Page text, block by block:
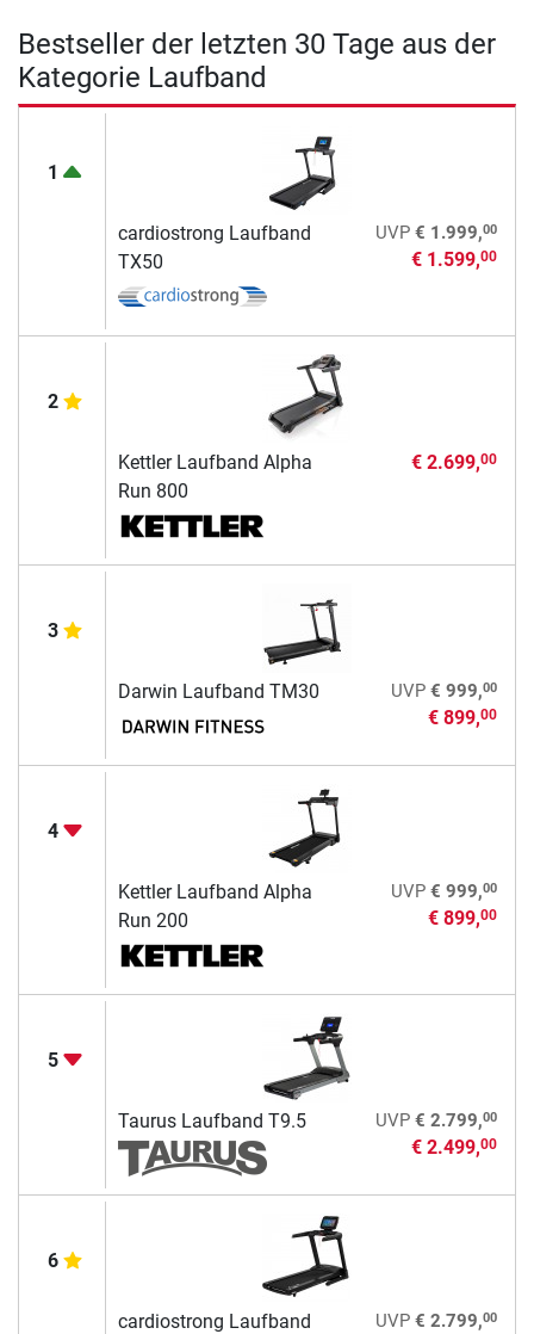
Bestseller der letzten 30 Tage aus der
Kategorie Laufband
1
cardiostrong Laufband
TX50
UVP € 1.999,00
€ 1.599,00
2
Kettler Laufband Alpha
Run 800
€ 2.699,00
3
Darwin Laufband TM30 UVP € 999,00
€ 899,00
4
Kettler Laufband Alpha
Run 200
UVP € 999,00
€ 899,00
5
Taurus Laufband T9.5 UVP € 2.799,00
€ 2.499,00
6
cardiostrong Laufband
UVP € 2.799,00